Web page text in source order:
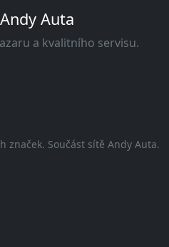
Auta
a kvalitního servisu.
značek. Součást sítě Andy Auta.